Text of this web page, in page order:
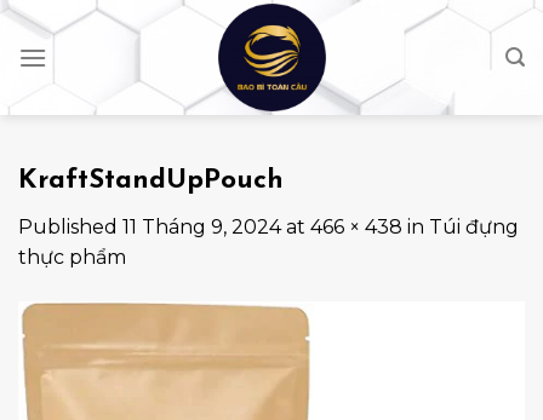
Skip
content
KraftStandUpPouch
Published 11 Tháng 9, 2024at 466 × 438 in Túi đựng
thực phẩm